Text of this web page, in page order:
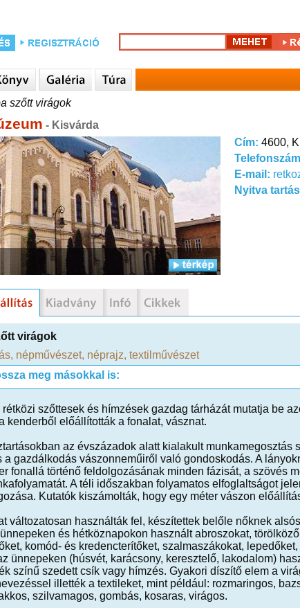
szőtt virágok
- Kisvárda
Cím: 4600,
E-mail:
Nyitva
virágok
, népművészet, néprajz, textilművészet
meg másokkal is:
szőttesek és hímzések gazdag tárházát mutatja be
kenderből előállították a fonalat, vásznat.
az évszázadok alatt kialakult munkamegosztás
a gazdálkodás vászonneműiről való gondoskodás. A
fonallá történő feldolgozásának minden fázisát, a szövés
A téli időszakban folyamatos elfoglaltságot
Kutatók kiszámolták, hogy egy méter vászon
változatosan használták fel, készítettek belőle nőknek
és hétköznapokon használt abroszokat,
komód- és kredencterítőket, szalmaszákokat,
ünnepeken (húsvét, karácsony, keresztelő, lakodalom)
színű szedett csík vagy hímzés. Gyakori díszítő elem a
illették a textileket, mint például: rozmaringos,
szilvamagos, gombás, kosaras, virágos.